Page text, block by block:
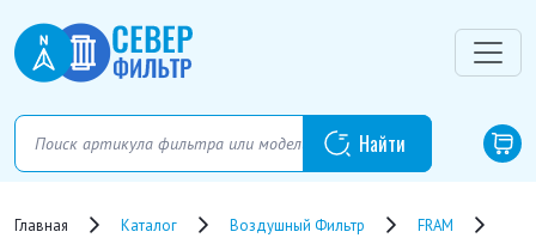
Главная Каталог Воздушный Фильтр
FRAM